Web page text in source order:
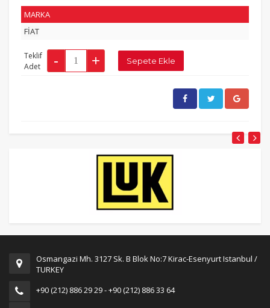
MARKA
FİAT
Teklif
Adet
Osmangazi Mh. 3127 Sk. B Blok No:7 Kirac-Esenyurt Istanbul /
TURKEY
+90 (212) 886 29 29 - +90 (212) 886 33 64